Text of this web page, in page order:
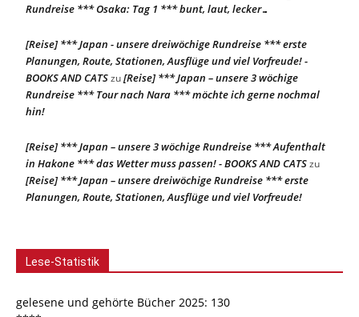
Rundreise *** Osaka: Tag 1 *** bunt, laut, lecker…
[Reise] *** Japan - unsere dreiwöchige Rundreise *** erste
Planungen, Route, Stationen, Ausflüge und viel Vorfreude! -
BOOKS AND CATSzu[Reise] *** Japan – unsere 3 wöchige
Rundreise *** Tour nach Nara *** möchte ich gerne nochmal
hin!
[Reise] *** Japan – unsere 3 wöchige Rundreise *** Aufenthalt
in Hakone *** das Wetter muss passen! - BOOKS AND CATSzu
[Reise] *** Japan – unsere dreiwöchige Rundreise *** erste
Planungen, Route, Stationen, Ausflüge und viel Vorfreude!
Lese-Statistik
gelesene und gehörte Bücher 2025: 130